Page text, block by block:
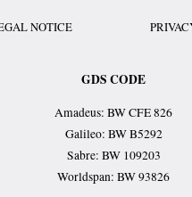
NOTICE
GDS CODE
Amadeus: BW CFE 826
Galileo: BW B5292
Sabre: BW 109203
Worldspan: BW 93826